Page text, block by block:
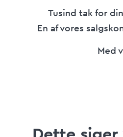
Tusind tak for
En af vores
Med